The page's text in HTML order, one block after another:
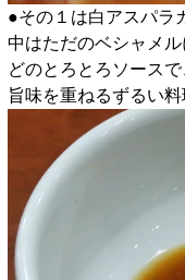
●その１は白アスパラ
中はただのベシャメ
どのとろとろソース
旨味を重ねるずるい料